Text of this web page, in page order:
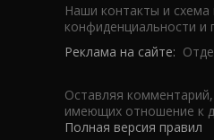
Наши контакты и схема
конфиденциальности и
Реклама на сайте:
Оставляя
имеющих отношение к
Полная версия правил